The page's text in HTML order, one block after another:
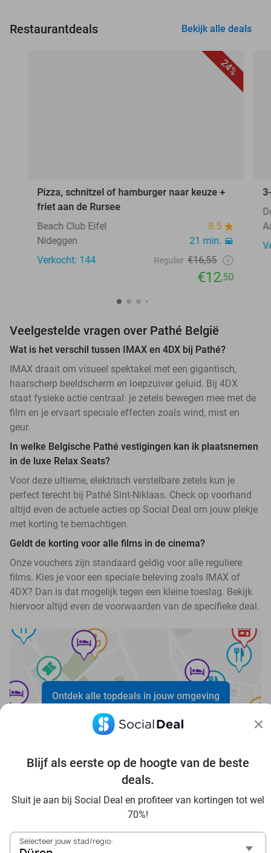
Blijf als eerste op de hoogte van de beste
deals.
Sluit je aan bij Social Deal en profiteer van kortingen tot wel
70%!
Selecteer jouw stad/regio:
Restaurantdeals Bekijk alle deals
24%
Pizza, schnitzel of hamburger naar keuze +
friet aan de Rursee
Beach Club Eifel
8.5
Nideggen
21 min.
Verkocht: 144
Regulier €16,55
€12,50
Veelgestelde vragen over Pathé België
Wat is het verschil tussen IMAX en 4DX bij Pathé?
IMAX draait om visueel spektakel met een gigantisch,
haarscherp beeldscherm en loepzuiver geluid. Bij 4DX
staat fysieke actie centraal: je zetels bewegen mee met de
film en je ervaart speciale effecten zoals wind, mist en
geur.
In welke Belgische Pathé vestigingen kan ik plaatsnemen
in de luxe Relax Seats?
Voor deze ultieme, elektrisch verstelbare zetels kun je
perfect terecht bij Pathé Sint-Niklaas. Check op voorhand
altijd even de actuele acties op Social Deal om jouw plekje
met korting te bemachtigen.
Geldt de korting voor alle films in de cinema?
Onze vouchers zijn standaard geldig voor alle reguliere
films. Kies je voor een speciale beleving zoals IMAX of
4DX? Dan is dat mogelijk tegen een kleine toeslag. Bekijk
hiervoor altijd even de voorwaarden van de specifieke deal.
Ontdek alle topdeals in jouw omgeving
Voordelig genieten in Düren: haal deal-inspiratie uit onze
In die Sauna in Düren und Umgebung
Tagesausflug zum Movie Park Germany mit Rabatt, von